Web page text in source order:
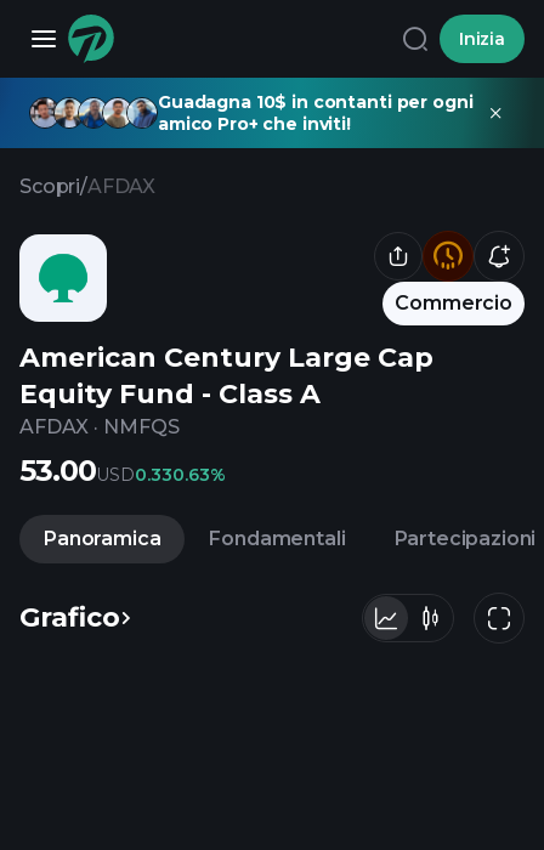
Inizia
Guadagna 10$ in contanti per ogni
amico Pro+ che inviti!
Scopri/AFDAX
Commercio
American Century Large Cap
Equity Fund - Class A
AFDAX · NMFQS
53.00USD0.330.63%
Panoramica Fondamentali Partecipazioni
Grafico